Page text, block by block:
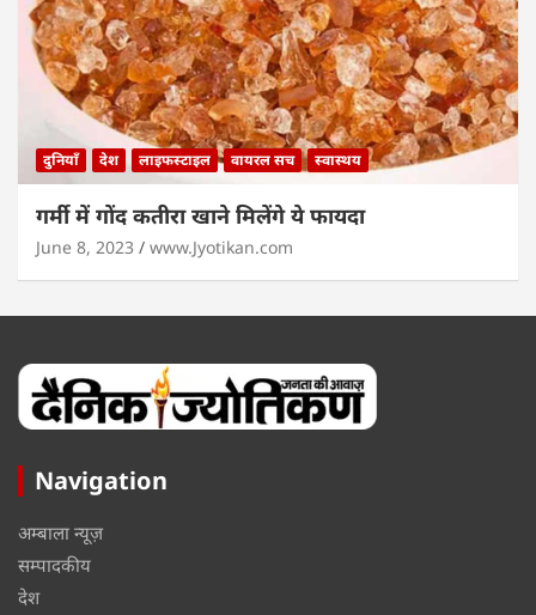
दुनियाँ देश लाइफस्टाइल वायरल सच स्वास्थय
गर्मी में गोंद कतीरा खाने मिलेंगे ये फायदा
June 8, 2023 www.Jyotikan.com
Navigation
अम्बाला न्यूज़
सम्पादकीय
देश